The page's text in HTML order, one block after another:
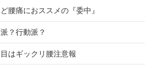
腰痛におススメの『委中』
？行動派？
はギックリ腰注意報